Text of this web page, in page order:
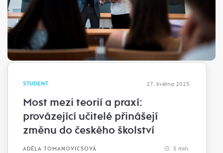
STUDENT 27. května 2025
Most mezi teorií a praxí:
provázející učitelé přinášejí
změnu do českého školství
ADÉLA TOMANOVICSOVÁ 5 min.